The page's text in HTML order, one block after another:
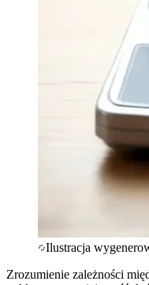
Ilustracja
Zrozumienie zależności